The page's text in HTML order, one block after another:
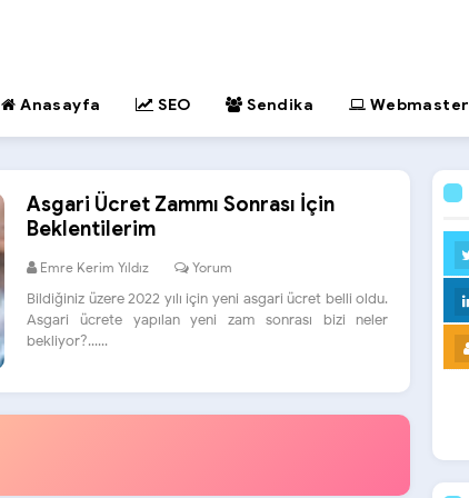
Anasayfa SEO Sendika Webmaster
Asgari Ücret Zammı Sonrası İçin
Beklentilerim
Emre Kerim Yıldız Yorum
Bildiğiniz üzere 2022 yılı için yeni asgari ücret belli oldu.
Asgari ücrete yapılan yeni zam sonrası bizi neler
bekliyor?......